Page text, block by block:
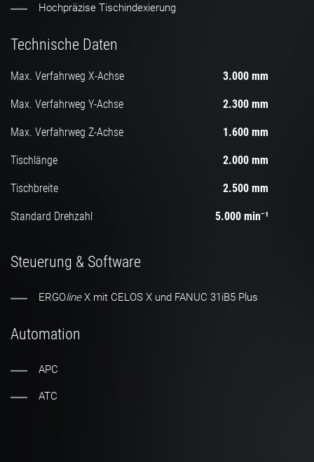
Hochpräzise Tischindexierung
Technische Daten
Max. Verfahrweg X-Achse 3.000 mm
Max. Verfahrweg Y-Achse 2.300 mm
Max. Verfahrweg Z-Achse 1.600 mm
Tischlänge 2.000 mm
Tischbreite 2.500 mm
Standard Drehzahl 5.000 min⁻¹
Steuerung & Software
ERGOlineX mit CELOS X und FANUC 31iB5 Plus
Automation
APC
ATC